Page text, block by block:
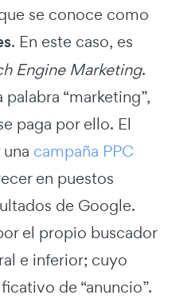
se conoce como
. En este caso, es
Engine Marketing.
“marketing”,
paga por ello. El
campaña PPC
en puestos
de Google.
el propio buscador
e inferior; cuyo
de “anuncio”.